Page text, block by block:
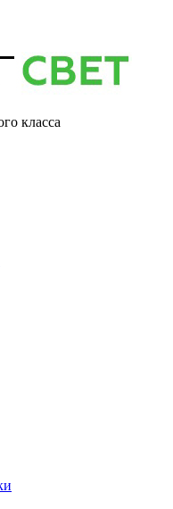
класса